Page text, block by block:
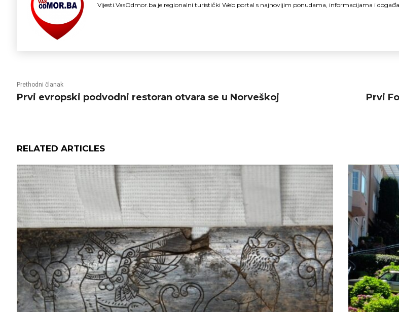
Vijesti.VasOdmor.ba je regionalni turistički Web portal s najnovijim ponudama, informacijama i
Prethodni članak
Prvi evropski podvodni restoran otvara se u Norveškoj
Prvi
RELATED ARTICLES